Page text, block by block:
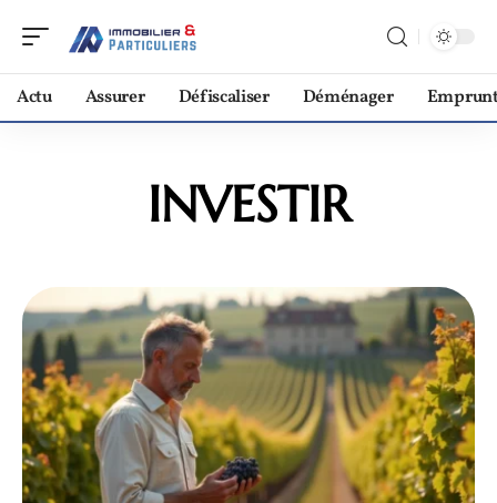
Actu Assurer Défiscaliser Déménager
INVESTIR